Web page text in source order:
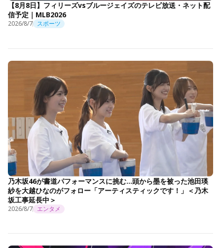
【8月8日】フィリーズvsブルージェイズのテレビ放送・ネット配
信予定｜MLB2026
2026/8/7 スポーツ
乃木坂46が書道パフォーマンスに挑む…頭から墨を被った池田瑛
紗を大越ひなのがフォロー「アーティスティックです！」＜乃木
坂工事延長中＞
2026/8/7 エンタメ